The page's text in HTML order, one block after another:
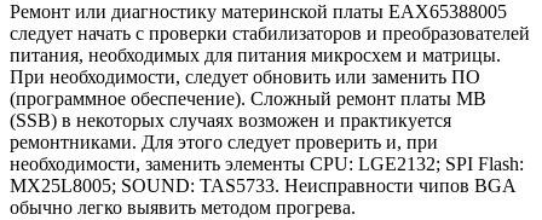
Ремонт или диагностику материнской платы EAX65388005
следует начать с проверки стабилизаторов и преобразователей
питания, необходимых для питания микросхем и матрицы.
При необходимости, следует обновить или заменить ПО
(программное обеспечение). Сложный ремонт платы MB
(SSB) в некоторых случаях возможен и практикуется
ремонтниками. Для этого следует проверить и, при
необходимости, заменить элементы CPU: LGE2132; SPI Flash:
MX25L8005; SOUND: TAS5733. Неисправности чипов BGA
обычно легко выявить методом прогрева.